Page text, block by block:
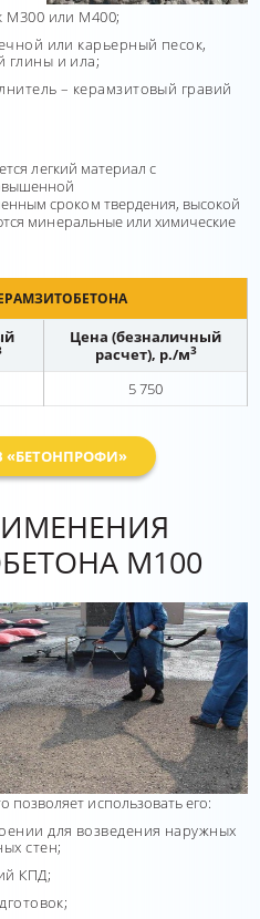
М300 или М400;
или карьерный песок,
и ила;
– керамзитовый гравий
легкий материал с
сроком твердения, высокой
минеральные или химические
Цена (безналичный
расчет), р./м3
5 750
«БЕТОНПРОФИ»
М100
позволяет использовать его:
для возведения наружных
стен;
КПД;